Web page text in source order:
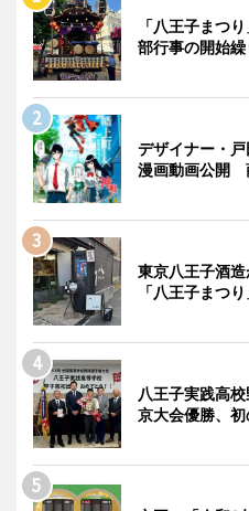
「八王子まつ
部行事の開始
デザイナー・
漫画動画公開
東京八王子酒
「八王子まつ
八王子実践高
京大会優勝、